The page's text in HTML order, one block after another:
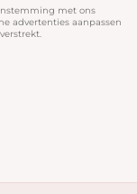
met ons
advertenties aanpassen